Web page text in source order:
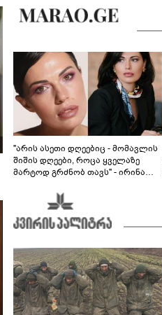
"არის ასეთი დღეებიც - მომავლის
შიშის დღეები, როცა ყველაზე
მარტოდ გრძნობ თავს" - ირინა